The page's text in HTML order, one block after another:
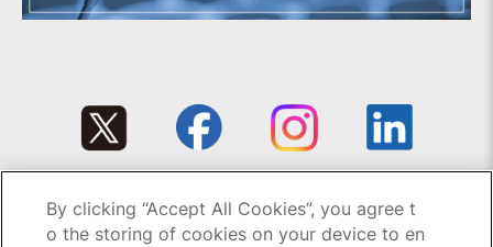
Copyright © 1995-2026 GC All rights reserved.
By clicking “Accept All Cookies”, you agree t
o the storing of cookies on your device to en